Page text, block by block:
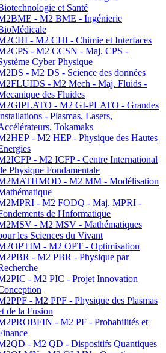
et Santé
- M2 BME - Ingénierie
- M2 CHI - Chimie et Interfaces
- M2 CCSN - Maj. CPS -
Cyber Physique
- M2 DS - Science des données
- M2 Mech - Maj. Fluids -
des Fluides
- M2 GI-PLATO - Grandes
- Plasmas, Lasers,
Tokamaks
- M2 HEP - Physique des Hautes
- M2 ICFP - Centre International
Physique Fondamentale
- M2 MM - Modélisation
- M2 FODQ - Maj. MPRI -
de l'Informatique
- M2 MSV - Mathématiques
les Sciences du Vivant
- M2 OPT - Optimisation
- M2 PBR - Physique par
- M2 PIC - Projet Innovation
- M2 PPF - Physique des Plasmas
de la Fusion
- M2 PF - Probabilités et
- M2 QD - Dispositifs Quantiques